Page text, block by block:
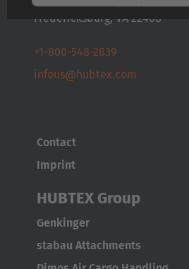
Brasil
Português
United States
English
ASIA/PACIFIC
Meer
Powered by Usercentrics
Fredericksburg, VA 22408
+1-800-548-2839
infous@hubtex.com
Contact
Imprint
HUBTEX Group
Genkinger
stabau Attachments